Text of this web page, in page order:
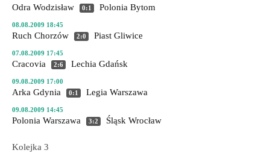
Odra Wodzisław 0:1 Polonia Bytom
08.08.2009 18:45
Ruch Chorzów 2:0 Piast Gliwice
07.08.2009 17:45
Cracovia 2:6 Lechia Gdańsk
09.08.2009 17:00
Arka Gdynia 0:1 Legia Warszawa
09.08.2009 14:45
Polonia Warszawa 3:2 Śląsk Wrocław
Kolejka 3